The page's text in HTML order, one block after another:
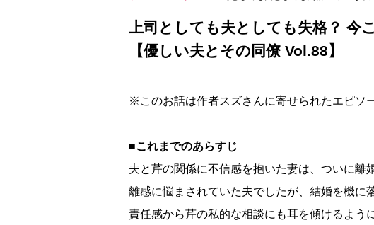
上司としても夫としても失格？ 今
【優しい夫とその同僚 Vol.88】
※このお話は作者スズさんに寄せられたエピソ
■これまでのあらすじ
夫と芹の関係に不信感を抱いた妻は、ついに離
離感に悩まされていた夫でしたが、結婚を機に
責任感から芹の私的な相談にも耳を傾けるよう